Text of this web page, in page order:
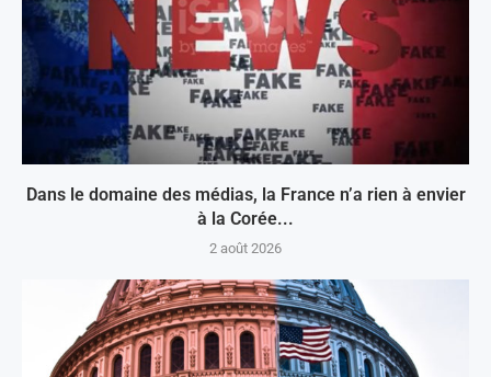
Dans le domaine des médias, la France n’a rien à envier
à la Corée...
2 août 2026